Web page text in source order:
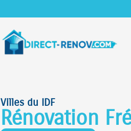
Villes du IDF
Rénovation